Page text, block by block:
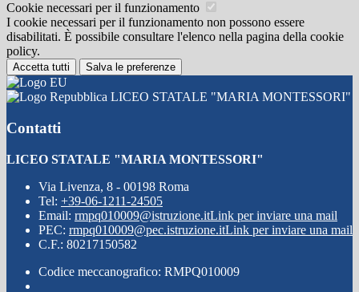
Cookie necessari per il funzionamento
I cookie necessari per il funzionamento non possono essere
disabilitati. È possibile consultare l'elenco nella pagina della cookie
policy.
Accetta tutti Salva le preferenze
LICEO STATALE "MARIA MONTESSORI"
Contatti
LICEO STATALE "MARIA MONTESSORI"
Via Livenza, 8 - 00198 Roma
Tel: +39-06-1211-24505
Email: rmpq010009@istruzione.itLink per inviare una mail
PEC: rmpq010009@pec.istruzione.itLink per inviare una mail
C.F.: 80217150582
Codice meccanografico: RMPQ010009